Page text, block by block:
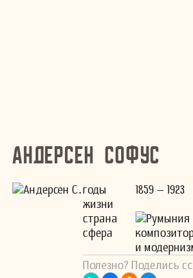
Андерсен Софус
годы
жизни
1859 – 1923
страна
Румыния
сфера
и
Полезно? Поделись